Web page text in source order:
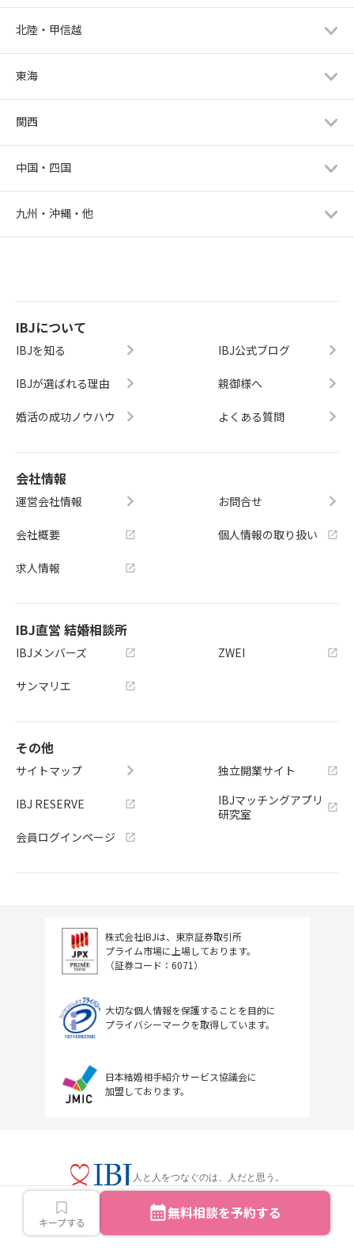
キープする 無料相談を予約する
北陸・甲信越
東海
関西
中国・四国
九州・沖縄・他
IBJについて
IBJを知る
IBJが選ばれる理由
婚活の成功ノウハウ
IBJ公式ブログ
親御様へ
よくある質問
会社情報
運営会社情報
会社概要
求人情報
お問合せ
個人情報の取り扱い
IBJ直営 結婚相談所
IBJメンバーズ
サンマリエ
ZWEI
その他
サイトマップ
IBJ RESERVE
会員ログインページ
独立開業サイト
IBJマッチングアプリ
研究室
株式会社IBJは、東京証券取引所
プライム市場に上場しております。
（証券コード：6071）
大切な個人情報を保護することを目的に
プライバシーマークを取得しています。
日本結婚相手紹介サービス協議会に
加盟しております。
人と人をつなぐのは、人だと思う。